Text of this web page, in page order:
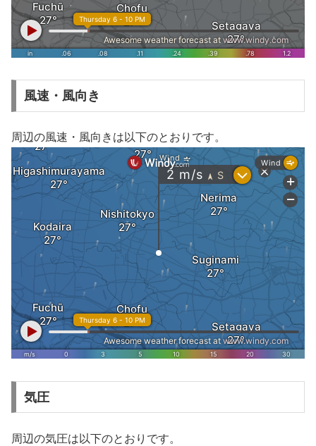
風速・風向き
周辺の風速・風向きは以下のとおりです。
気圧
周辺の気圧は以下のとおりです。